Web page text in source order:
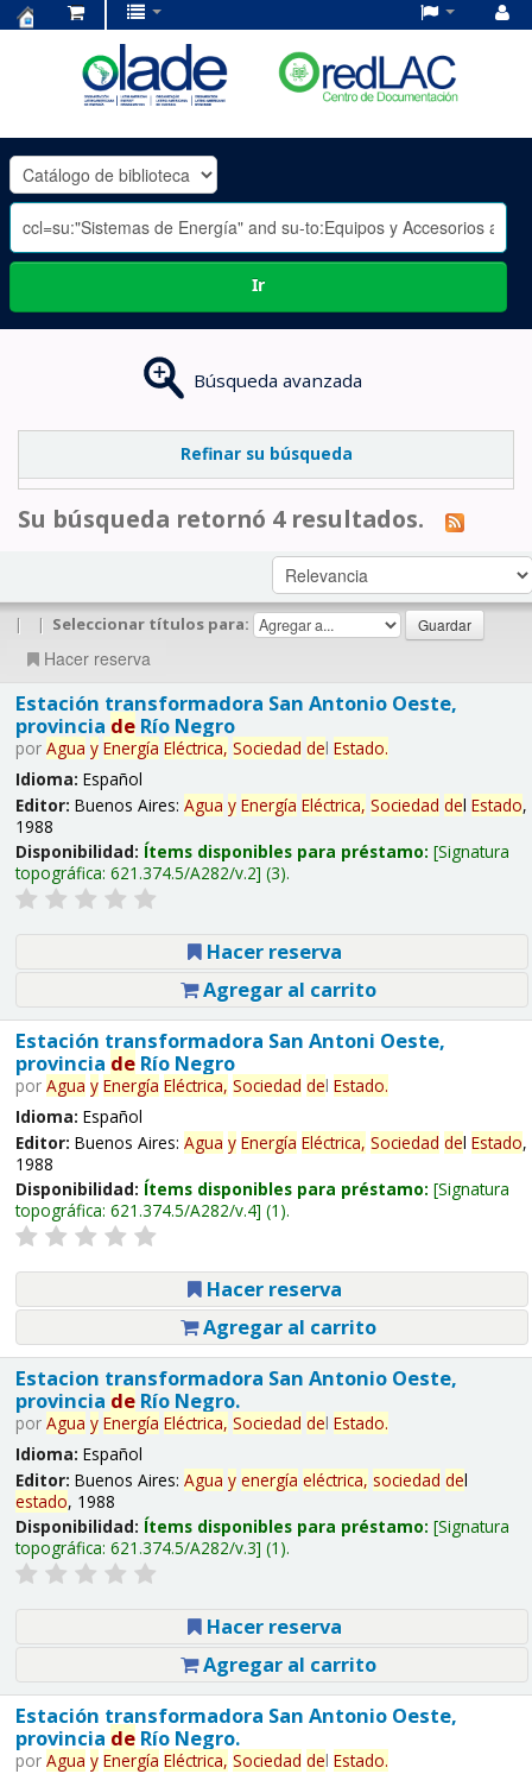
OLADE
-
Ir
Búsqueda avanzada
Refinar su búsqueda
Su búsqueda retornó 4 resultados.
| | Seleccionar títulos para:
Hacer reserva
Estación transformadora San Antonio Oeste,
provincia deRío Negro
por Agua y Energía Eléctrica, Sociedad del Estado.
Idioma: Español
Editor: Buenos Aires: Agua y Energía Eléctrica, Sociedad del Estado,
1988
Disponibilidad: Ítems disponibles para préstamo: Signatura
topográfica: 621.374.5/A282/v.2 (3).
Hacer reserva
Agregar al carrito
Estación transformadora San Antoni Oeste,
provincia deRío Negro
por Agua y Energía Eléctrica, Sociedad del Estado.
Idioma: Español
Editor: Buenos Aires: Agua y Energía Eléctrica, Sociedad del Estado,
1988
Disponibilidad: Ítems disponibles para préstamo: Signatura
topográfica: 621.374.5/A282/v.4 (1).
Hacer reserva
Agregar al carrito
Estacion transformadora San Antonio Oeste,
provincia deRío Negro.
por Agua y Energía Eléctrica, Sociedad del Estado.
Idioma: Español
Editor: Buenos Aires: Agua y energía eléctrica, sociedad del
estado, 1988
Disponibilidad: Ítems disponibles para préstamo: Signatura
topográfica: 621.374.5/A282/v.3 (1).
Hacer reserva
Agregar al carrito
Estación transformadora San Antonio Oeste,
provincia deRío Negro.
por Agua y Energía Eléctrica, Sociedad del Estado.